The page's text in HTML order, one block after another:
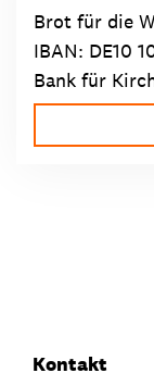
Brot für die
IBAN: DE10
Bank für
Kontakt